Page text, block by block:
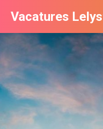
Vacatures
Vacatures per bedrijf in
De populairste vacatures
Nieuwsbrief feed